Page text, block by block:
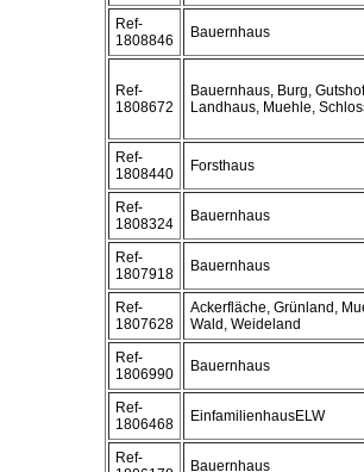
Ref-
1808846
Bauernhaus
Ref-
1808672
Bauernhaus, Burg,
Landhaus, Muehle,
Ref-
1808440
Forsthaus
Ref-
1808324
Bauernhaus
Ref-
1807918
Bauernhaus
Ref-
1807628
Ackerfläche, Grünland,
Wald, Weideland
Ref-
1806990
Bauernhaus
Ref-
1806468
EinfamilienhausELW
Ref-
Bauernhaus